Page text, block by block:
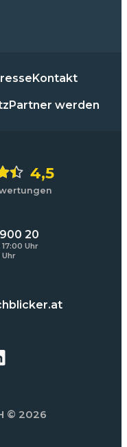
Kontakt
Partner werden
4,5
20
Uhr
© 2026